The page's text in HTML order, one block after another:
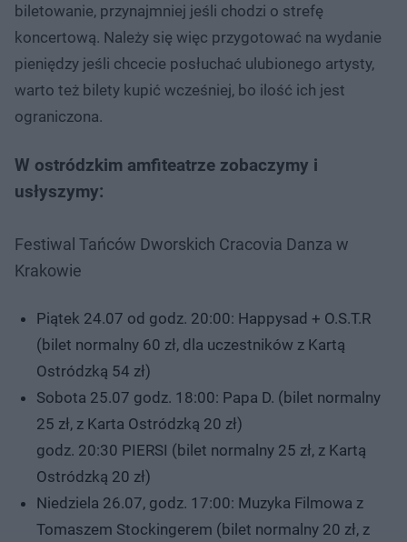
biletowanie, przynajmniej jeśli chodzi o strefę
koncertową. Należy się więc przygotować na wydanie
pieniędzy jeśli chcecie posłuchać ulubionego artysty,
warto też bilety kupić wcześniej, bo ilość ich jest
ograniczona.
W ostródzkim amfiteatrze zobaczymy i
usłyszymy:
Festiwal Tańców Dworskich Cracovia Danza w
Krakowie
Piątek 24.07 od godz. 20:00: Happysad + O.S.T.R
(bilet normalny 60 zł, dla uczestników z Kartą
Ostródzką 54 zł)
Sobota 25.07 godz. 18:00: Papa D. (bilet normalny
25 zł, z Karta Ostródzką 20 zł)
godz. 20:30 PIERSI (bilet normalny 25 zł, z Kartą
Ostródzką 20 zł)
Niedziela 26.07, godz. 17:00: Muzyka Filmowa z
Tomaszem Stockingerem (bilet normalny 20 zł, z